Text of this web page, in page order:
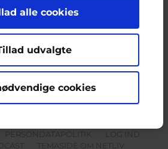
alle cookies
udvalgte
cookies
udelukkende Cyberhus' ansvar og afspejler
den Europæiske Unions holdninger.
PERSONDATAPOLITIK
TEMASIDE OM NETLIV